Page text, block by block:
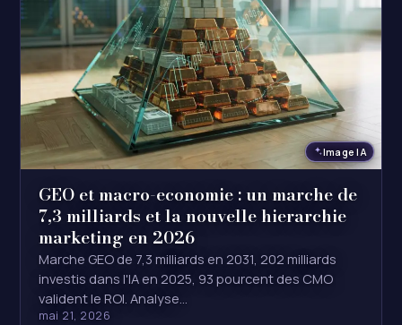
Image IA
GEO et macro-economie : un marche de
7,3 milliards et la nouvelle hierarchie
marketing en 2026
Marche GEO de 7,3 milliards en 2031, 202 milliards
investis dans l'IA en 2025, 93 pourcent des CMO
valident le ROI. Analyse…
mai 21, 2026